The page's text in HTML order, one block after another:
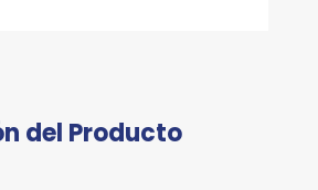
del Producto